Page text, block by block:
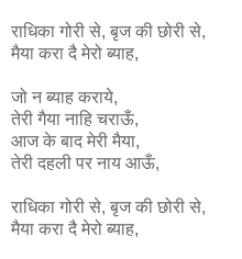
राधिका गोरी से, बृज की छोरी से,
मैया करा दै मेरो ब्याह,
जो न ब्याह कराये,
तेरी गैया नाहि चराऊँ,
आज के बाद मेरी मैया,
तेरी दहली पर नाय आऊँ,
राधिका गोरी से, बृज की छोरी से,
मैया करा दै मेरो ब्याह,